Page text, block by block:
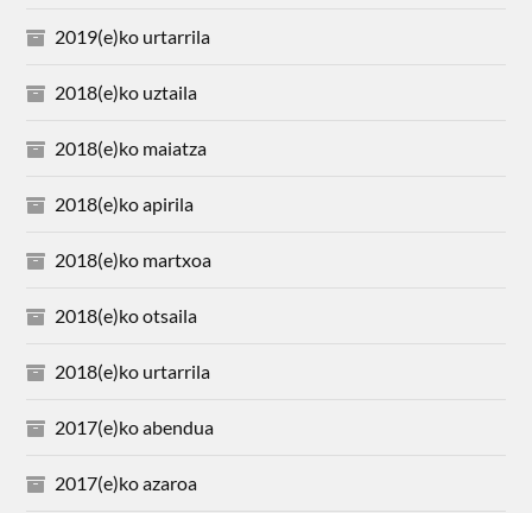
2019(e)ko urtarrila
2018(e)ko uztaila
2018(e)ko maiatza
2018(e)ko apirila
2018(e)ko martxoa
2018(e)ko otsaila
2018(e)ko urtarrila
2017(e)ko abendua
2017(e)ko azaroa